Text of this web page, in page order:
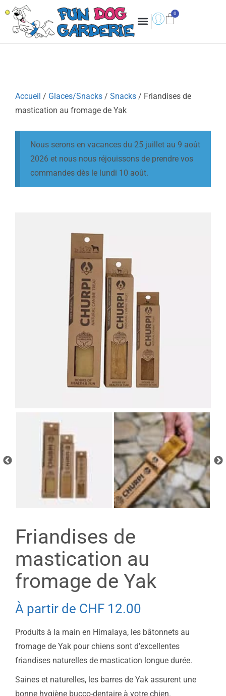
Accueil / Glaces/Snacks / Snacks / Friandises de
mastication au fromage de Yak
Nous serons en vacances du 25 juillet au 9 août
2026 et nous nous réjouissons de prendre vos
commandes dès le lundi 10 août.
Friandises de
mastication au
fromage de Yak
À partir de CHF 12.00
Produits à la main en Himalaya, les bâtonnets au
fromage de Yak pour chiens sont d’excellentes
friandises naturelles de mastication longue durée.
Saines et naturelles, les barres de Yak assurent une
bonne hygiène bucco-dentaire à votre chien.